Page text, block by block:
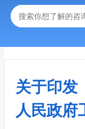
关于印发
人民政府